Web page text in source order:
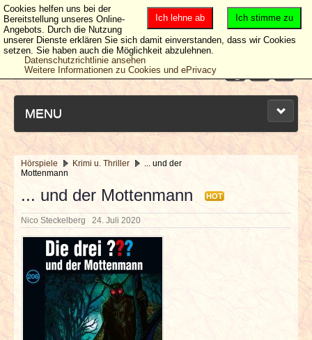
MENU
NEUESTE ARTIKEL
NEWS & DATES
BERICHTE
VERLOSUNGEN
INTERVIEWS
Hörspiele Krimi u. Thriller
... und der
Mottenmann
... und der Mottenmann HOT
Nico Steckelberg 24. Juli 2020
Ich stimme zu
Ich lehne ab
Cookies helfen uns bei der
Bereitstellung unseres Online-
Angebots. Durch die Nutzung
unserer Dienste erklären Sie sich damit einverstanden, dass wir Cookies
setzen. Sie haben auch die Möglichkeit abzulehnen.
Datenschutzrichtlinie ansehen
Weitere Informationen zu Cookies und ePrivacy